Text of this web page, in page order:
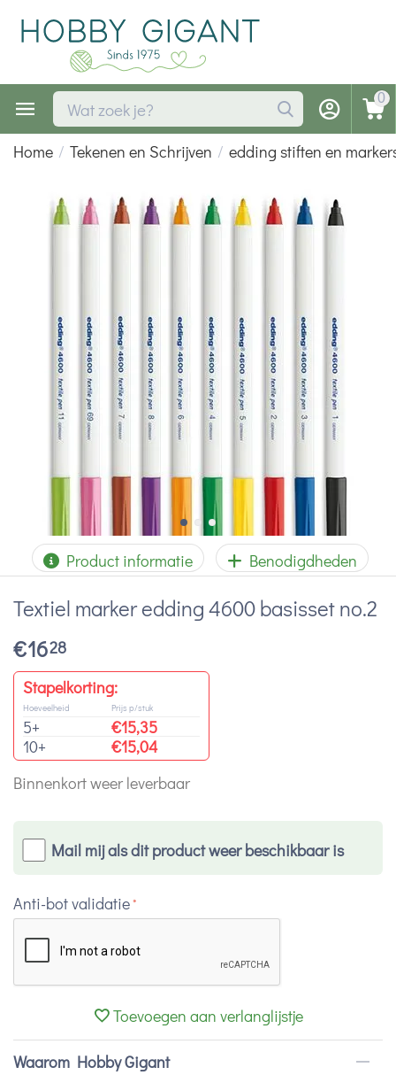
0
Home / Tekenen en Schrijven / edding stiften en
Product informatie Benodigdheden
Textiel marker edding 4600 basisset no.2
€1628
Stapelkorting:
Hoeveelheid
5+
10+
Prijs p/stuk
€15,35
€15,04
Binnenkort weer leverbaar
Mail mij als dit product weer beschikbaar is
Anti-bot validatie
Toevoegen aan verlanglijstje
Waarom Hobby Gigant